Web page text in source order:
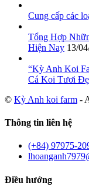
Cung cấp các
Tổng Hợp
Hiện Nay 13/
“Kỳ Anh Koi
Cá Koi Tươi
© Kỳ Anh koi farm -
Thông tin liên hệ
(+84) 97975-
Điều hướng